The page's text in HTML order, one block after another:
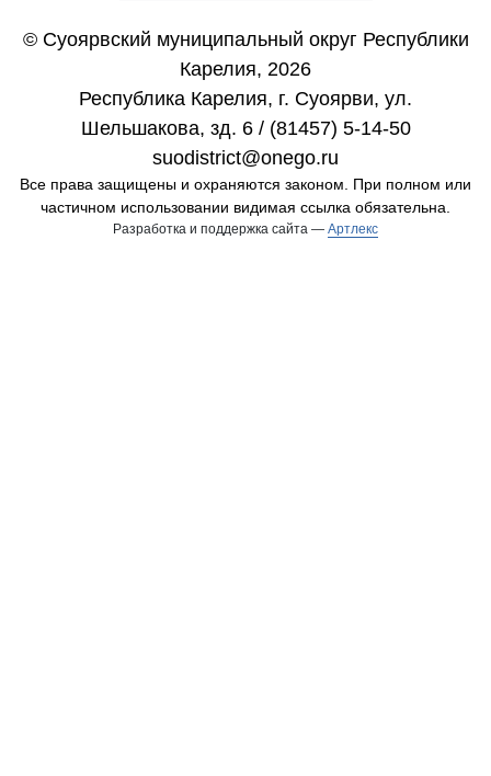
© Суоярвский муниципальный округ Республики
Карелия, 2026
Республика Карелия, г. Cуоярви, ул.
Шельшакова, зд. 6 / (81457) 5-14-50
suodistrict@onego.ru
Все права защищены и охраняются законом. При полном или
частичном использовании видимая ссылка обязательна.
Разработка и поддержка сайта — Артлекс